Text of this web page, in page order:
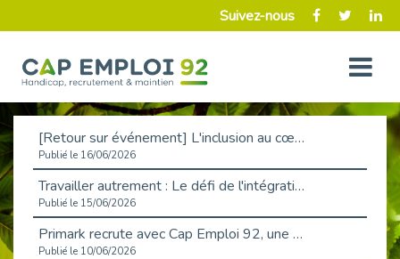
Suivez-nous
[Retour sur événement] L'inclusion au cœur de la Place de l'Emploi à La Défense !
Publié le 16/06/2026
Travailler autrement : Le défi de l'intégration des maladies chroniques en entreprise
Publié le 15/06/2026
Primark recrute avec Cap Emploi 92, une matinée couronnée de succès !
Publié le 10/06/2026